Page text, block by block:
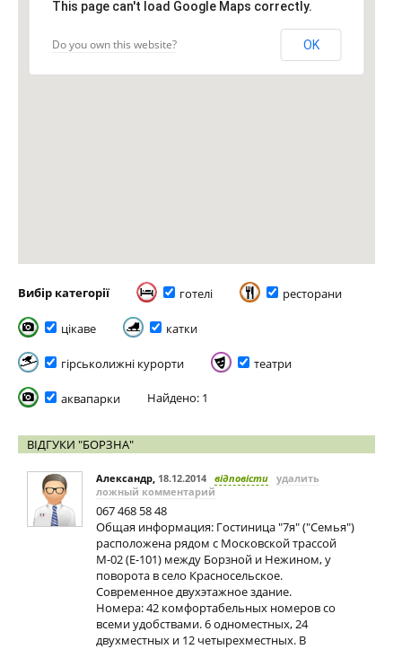
This page can't load Google Maps correctly.
Do you own this website? OK
Вибір категорії готелі ресторани
цікаве катки
гірськолижні курорти театри
аквапарки Найдено: 1
ВІДГУКИ "БОРЗНА"
Александр, 18.12.2014 відповісти удалить
ложный комментарий
067 468 58 48
Общая информация: Гостиница "7я" ("Семья")
расположена рядом с Московской трассой
М-02 (Е-101) между Борзной и Нежином, у
поворота в село Красносельское.
Современное двухэтажное здание.
Номера: 42 комфортабельных номеров со
всеми удобствами. 6 одноместных, 24
двухместных и 12 четырехместных. В